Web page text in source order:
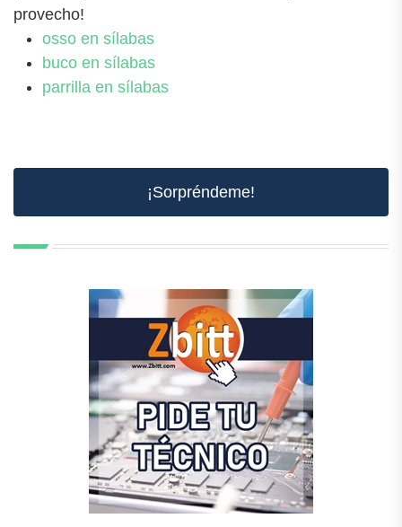
provecho!
osso en sílabas
buco en sílabas
parrilla en sílabas
¡Sorpréndeme!